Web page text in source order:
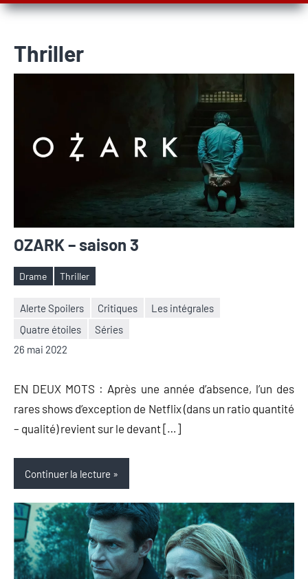
Thriller
OZARK – saison 3
Étiquettes
Drame Thriller
Alerte Spoilers Critiques
Les intégrales
Quatre étoiles
Séries
26 mai 2022
Nicolas
Auger
Aucun
commentaire
EN DEUX MOTS : Après une année d’absence, l’un des
rares shows d’exception de Netflix (dans un ratio quantité
– qualité) revient sur le devant […]
Continuer la lecture